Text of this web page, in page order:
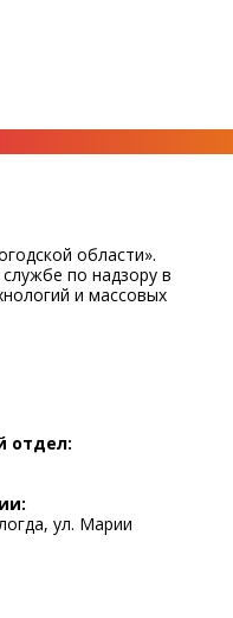
области».
по надзору в
и массовых
решения о
аналитический центр
Вологодская обл., г.
Григорьевна
данных
информации
за достоверность
отдел:
ул. Марии